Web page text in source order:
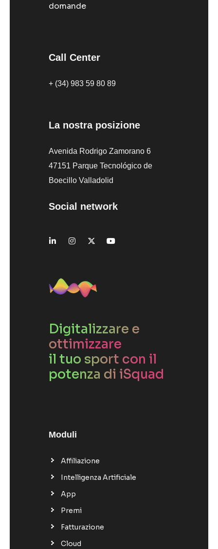
domande
Call Center
+ (34) 983 59 80 89
La nostra posizione
Avenida Rodrigo Zamorano 6
47151 Parque Tecnológico de
Boecillo Valladolid
Social network
Digitalizzare e
ottimizzare
il tuo sport con il
potenza di iSquad
Moduli
Affiliazione
Intelligenza Artificiale
App
Premi
Fatturazione
Cloud